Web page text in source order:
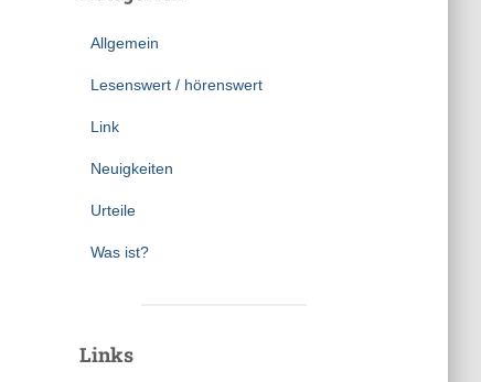
Allgemein
Lesenswert / hörenswert
Link
Neuigkeiten
Urteile
Was ist?
Links